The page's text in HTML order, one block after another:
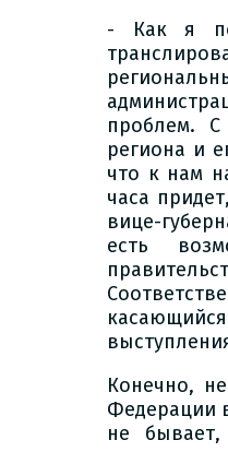
- Как я
проблем.
региона и
что к нам
часа
вице-
есть
Конечно,
Федерации
не бывает,